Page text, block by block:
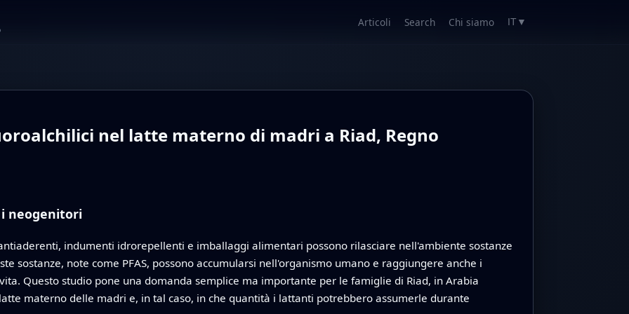
Articoli Search Chi siamo IT ▼
nel latte materno di madri a Riad, Regno
neogenitori
indumenti idrorepellenti e imballaggi alimentari possono rilasciare nell'ambiente sostanze
sostanze, note come PFAS, possono accumularsi nell'organismo umano e raggiungere anche i
Questo studio pone una domanda semplice ma importante per le famiglie di Riad, in Arabia
materno delle madri e, in tal caso, in che quantità i lattanti potrebbero assumerle durante